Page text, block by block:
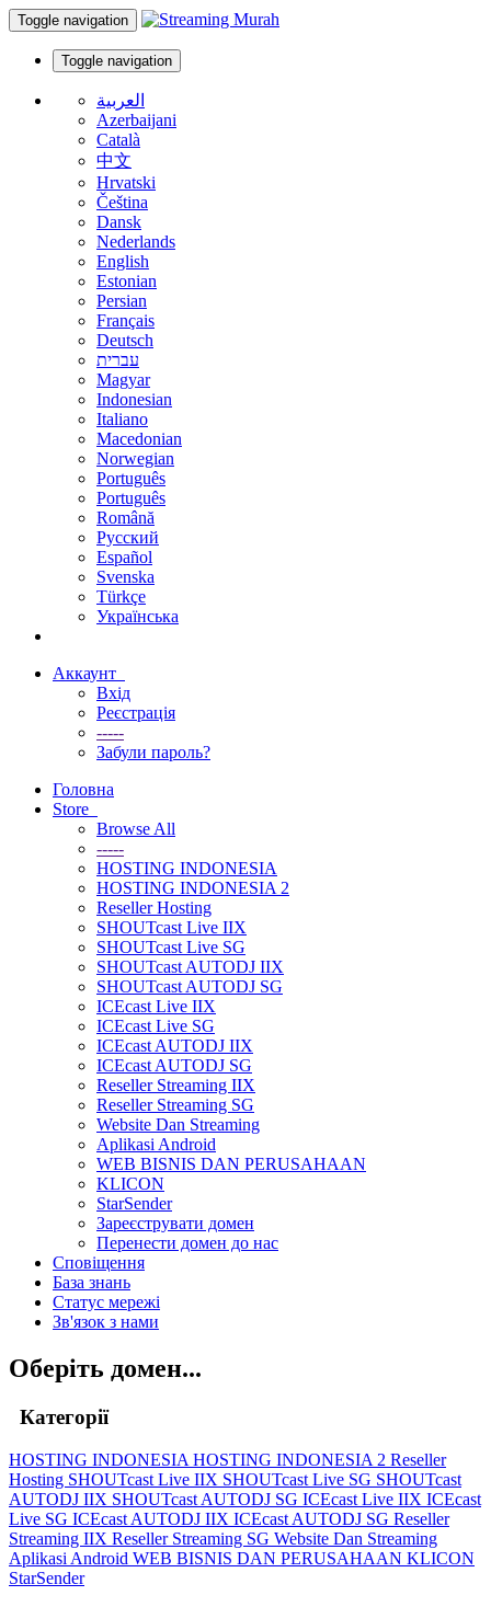
Toggle navigation
Toggle navigation
العربية
Azerbaijani
Català
中文
Hrvatski
Čeština
Dansk
Nederlands
English
Estonian
Persian
Français
Deutsch
עברית
Magyar
Indonesian
Italiano
Macedonian
Norwegian
Português
Português
Română
Русский
Español
Svenska
Türkçe
Українська
Аккаунт
Вхід
Реєстрація
-----
Забули пароль?
Головна
Store
Browse All
-----
HOSTING INDONESIA
HOSTING INDONESIA 2
Reseller Hosting
SHOUTcast Live IIX
SHOUTcast Live SG
SHOUTcast AUTODJ IIX
SHOUTcast AUTODJ SG
ICEcast Live IIX
ICEcast Live SG
ICEcast AUTODJ IIX
ICEcast AUTODJ SG
Reseller Streaming IIX
Reseller Streaming SG
Website Dan Streaming
Aplikasi Android
WEB BISNIS DAN PERUSAHAAN
KLICON
StarSender
Зареєструвати домен
Перенести домен до нас
Сповіщення
База знань
Статус мережі
Зв'язок з нами
Оберіть домен...
Категорії
HOSTING INDONESIA HOSTING INDONESIA 2 Reseller
Hosting SHOUTcast Live IIX SHOUTcast Live SG SHOUTcast
AUTODJ IIX SHOUTcast AUTODJ SG ICEcast Live IIX ICEcast
Live SG ICEcast AUTODJ IIX ICEcast AUTODJ SG Reseller
Streaming IIX Reseller Streaming SG Website Dan Streaming
Aplikasi Android WEB BISNIS DAN PERUSAHAAN KLICON
StarSender